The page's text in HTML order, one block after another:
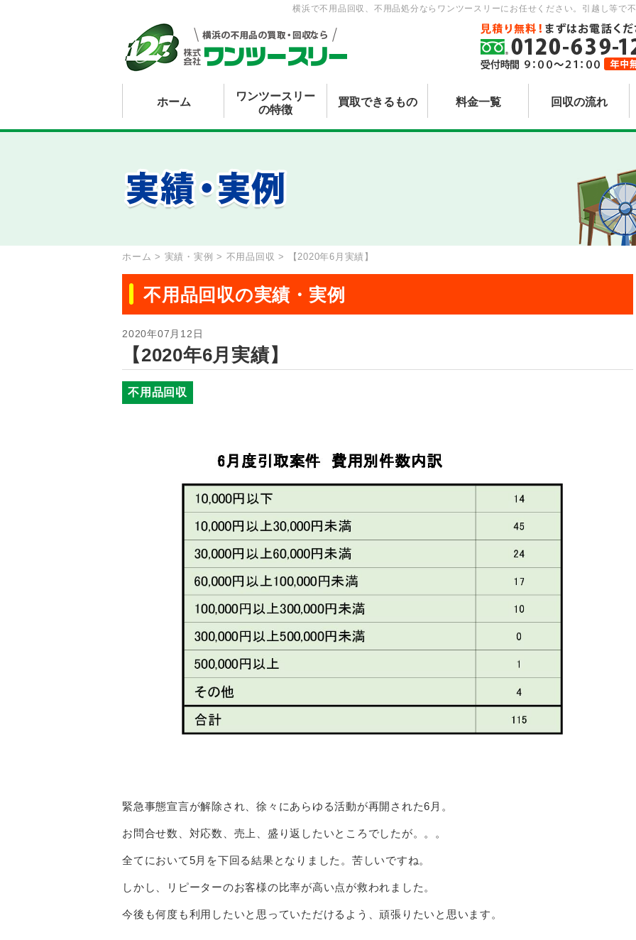
横浜で不用品回収、不用品処分ならワンツースリーにお任せください。引越し等で
ホーム
ワンツースリー
の特徴
買取できるもの 料金一覧 回収の流れ
ホーム > 実績・実例 > 不用品回収 > 【2020年6月実績】
不用品回収の実績・実例
2020年07月12日
【2020年6月実績】
不用品回収
緊急事態宣言が解除され、徐々にあらゆる活動が再開された6月。
お問合せ数、対応数、売上、盛り返したいところでしたが。。。
全てにおいて5月を下回る結果となりました。苦しいですね。
しかし、リピーターのお客様の比率が高い点が救われました。
今後も何度も利用したいと思っていただけるよう、頑張りたいと思います。